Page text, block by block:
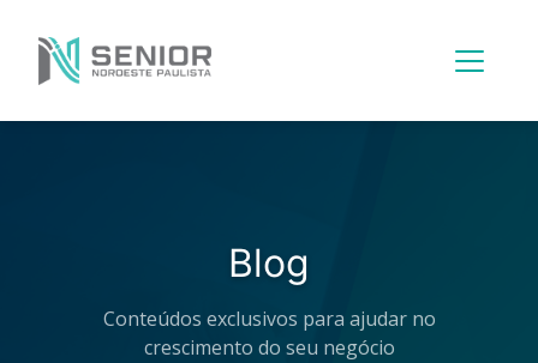
Menu
Principal
Blog
Conteúdos exclusivos para ajudar no
crescimento do seu negócio